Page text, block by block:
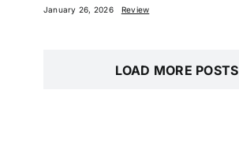
January 26, 2026 Review
LOAD MORE POSTS